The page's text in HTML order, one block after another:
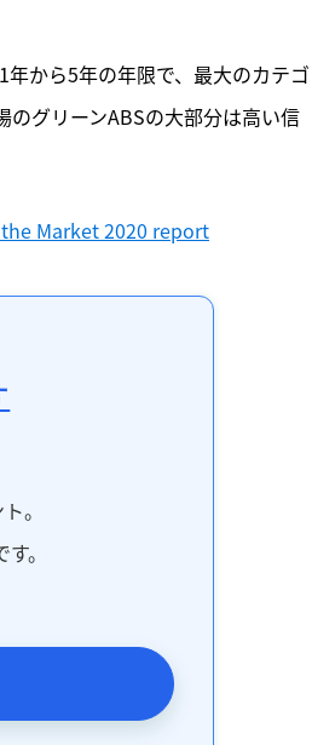
から5年の年限で、最大のカテゴ
のグリーンABSの大部分は高い信
Market 2020 report
。
。